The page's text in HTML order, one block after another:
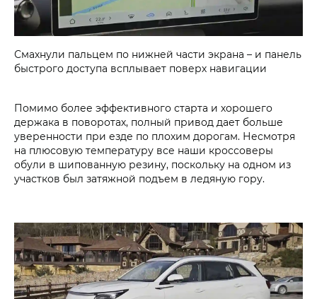
Смахнули пальцем по нижней части экрана – и панель
быстрого доступа всплывает поверх навигации
Помимо более эффективного старта и хорошего
держака в поворотах, полный привод дает больше
уверенности при езде по плохим дорогам. Несмотря
на плюсовую температуру все наши кроссоверы
обули в шипованную резину, поскольку на одном из
участков был затяжной подъем в ледяную гору.